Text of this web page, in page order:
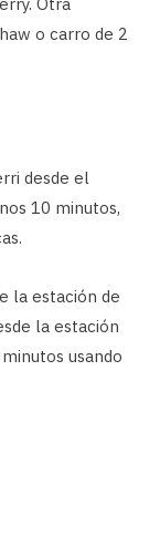
Otra
o carro de 2
desde el
10 minutos,
la estación de
la estación
usando